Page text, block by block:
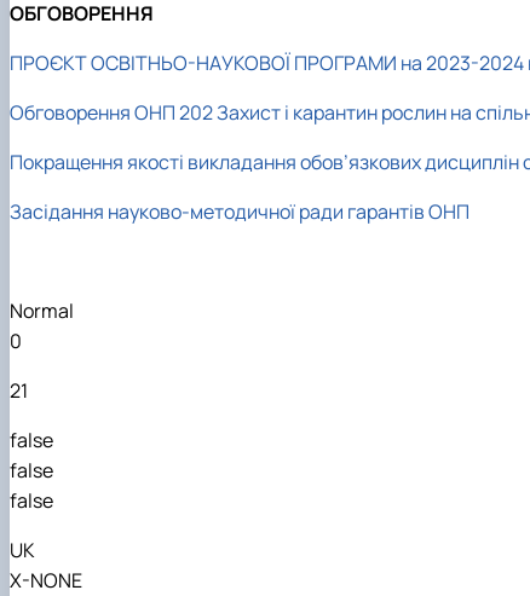
ОБГОВОРЕННЯ
ПРОЄКТ ОСВІТНЬО-НАУКОВОЇ ПРОГРАМИ на 2023-2024
Обговорення ОНП 202 Захист і карантин рослин на
Покращення якості викладанняобов’язкових дисциплін
Засідання науково-методичної ради гарантів ОНП
Normal
0
21
false
false
false
UK
X-NONE